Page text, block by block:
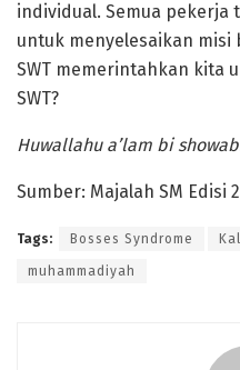
individual. Semua
untuk menyelesaikan misi
SWT memerintahkan kita
SWT?
Huwallahu a’lam bi
Sumber: Majalah SM Edisi
Tags: Bosses Syndrome
muhammadiyah